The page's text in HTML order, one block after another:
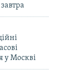
у Москві